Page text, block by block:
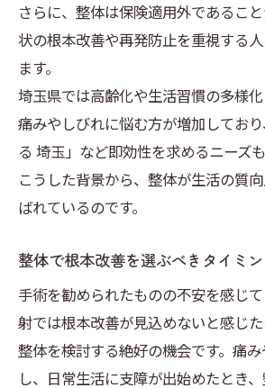
さらに、整体は保険適用外であるこ
状の根本改善や再発防止を重視する
ます。
埼玉県では高齢化や生活習慣の多様
痛みやしびれに悩む方が増加してお
る 埼玉」など即効性を求めるニーズも
こうした背景から、整体が生活の質
ばれているのです。
整体で根本改善を選ぶべきタイミ
手術を勧められたものの不安を感じ
射では根本改善が見込めないと感じた
整体を検討する絶好の機会です。痛
し、日常生活に支障が出始めたとき